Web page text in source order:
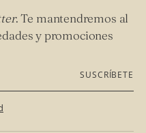
. Te mantendremos al
y promociones
SUSCRÍBETE